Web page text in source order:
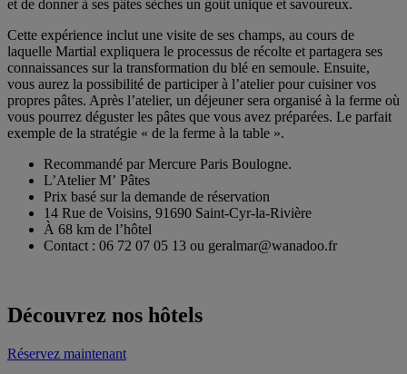
et de donner à ses pâtes sèches un goût unique et savoureux.
Cette expérience inclut une visite de ses champs, au cours de
laquelle Martial expliquera le processus de récolte et partagera ses
connaissances sur la transformation du blé en semoule. Ensuite,
vous aurez la possibilité de participer à l’atelier pour cuisiner vos
propres pâtes. Après l’atelier, un déjeuner sera organisé à la ferme où
vous pourrez déguster les pâtes que vous avez préparées. Le parfait
exemple de la stratégie « de la ferme à la table ».
Recommandé par Mercure Paris Boulogne.
L’Atelier M’ Pâtes
Prix basé sur la demande de réservation
14 Rue de Voisins, 91690 Saint-Cyr-la-Rivière
À 68 km de l’hôtel
Contact : 06 72 07 05 13 ou geralmar@wanadoo.fr
Découvrez nos hôtels
Réservez maintenant